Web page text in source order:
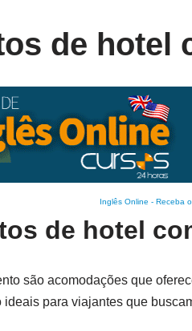
de hotel
Inglês Online - Receba
de hotel
são acomodações que
para viajantes que